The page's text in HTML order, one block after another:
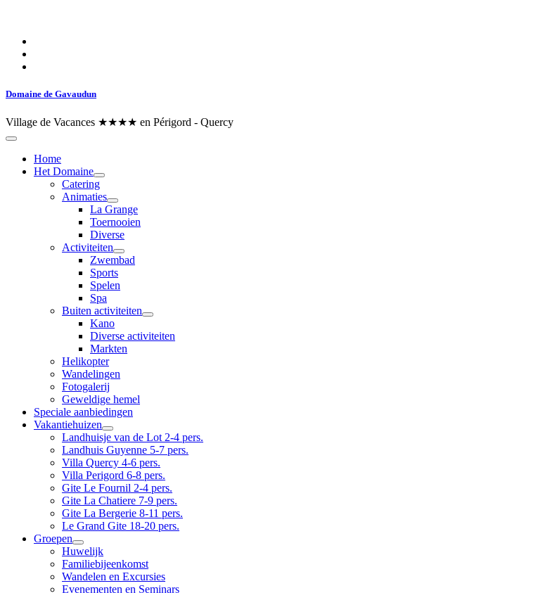
Domaine de Gavaudun
Village de Vacances ★★★★ en Périgord - Quercy
Home
Het Domaine
Catering
Animaties
La Grange
Toernooien
Diverse
Activiteiten
Zwembad
Sports
Spelen
Spa
Buiten activiteiten
Kano
Diverse activiteiten
Markten
Helikopter
Wandelingen
Fotogalerij
Geweldige hemel
Speciale aanbiedingen
Vakantiehuizen
Landhuisje van de Lot 2-4 pers.
Landhuis Guyenne 5-7 pers.
Villa Quercy 4-6 pers.
Villa Perigord 6-8 pers.
Gite Le Fournil 2-4 pers.
Gite La Chatiere 7-9 pers.
Gite La Bergerie 8-11 pers.
Le Grand Gite 18-20 pers.
Groepen
Huwelijk
Familiebijeenkomst
Wandelen en Excursies
Evenementen en Seminars